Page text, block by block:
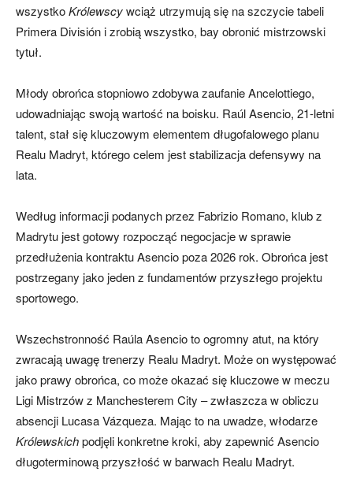
wszystkoKrólewscywciąż utrzymują się na szczycie tabeli
Primera División i zrobią wszystko, bay obronić mistrzowski
tytuł.
Młody obrońca stopniowo zdobywa zaufanie Ancelottiego,
udowadniając swoją wartość na boisku. Raúl Asencio, 21-letni
talent, stał się kluczowym elementem długofalowego planu
Realu Madryt, którego celem jest stabilizacja defensywy na
lata.
Według informacji podanych przez Fabrizio Romano, klub z
Madrytu jest gotowy rozpocząć negocjacje w sprawie
przedłużenia kontraktu Asencio poza 2026 rok. Obrońca jest
postrzegany jako jeden z fundamentów przyszłego projektu
sportowego.
Wszechstronność Raúla Asencio to ogromny atut, na który
zwracają uwagę trenerzy Realu Madryt. Może on występować
jako prawy obrońca, co może okazać się kluczowe w meczu
Ligi Mistrzów z Manchesterem City – zwłaszcza w obliczu
absencji Lucasa Vázqueza. Mając to na uwadze, włodarze
Królewskichpodjęli konkretne kroki, aby zapewnić Asencio
długoterminową przyszłość w barwach Realu Madryt.